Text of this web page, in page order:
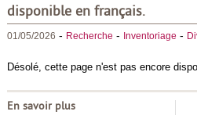
disponible en français.
01/05/2026 - Recherche - Inventoriage -
Désolé, cette page n'est pas encore
En savoir plus